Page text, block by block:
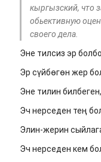
кыргызский, что
обьективную
своего дела.
Эне тилсиз эр
Эр сүйбөгөн жер
Эне тилин билбеген,
Эч нерседен тең
Элин-жерин
Эч нерседен кем